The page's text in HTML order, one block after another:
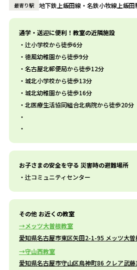
最寄り駅 地下鉄上飯田線・名鉄小牧線上飯
通学・送迎に便利！教室の近隣施設
辻小学校から徒歩6分
徳風幼稚園から徒歩9分
名古屋北郵便局から徒歩12分
城北小学校から徒歩13分
城北幼稚園から徒歩16分
北医療生活協同組合北病院から徒歩20分
お子さまの安全を守る 災害時の避難場所
辻コミュニティセンター
その他 お近くの教室
メッツ大曽根教室
愛知県名古屋市東区矢田2-1-95 メッツ大
守山西教室
愛知県名古屋市守山区鳥神町86 クレア武藤